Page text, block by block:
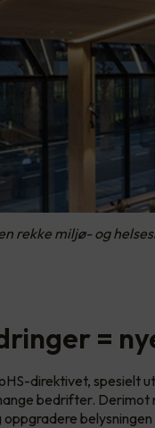
rekke miljø- og
=
direktivet, spesielt
bedrifter. Derimot
oppgradere